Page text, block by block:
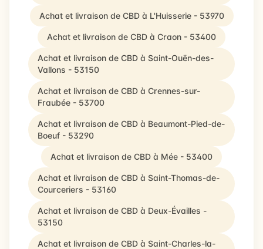
Achat et livraison de CBD à L'Huisserie - 53970
Achat et livraison de CBD à Craon - 53400
Achat et livraison de CBD à Saint-Ouën-des-
Vallons - 53150
Achat et livraison de CBD à Crennes-sur-
Fraubée - 53700
Achat et livraison de CBD à Beaumont-Pied-de-
Boeuf - 53290
Achat et livraison de CBD à Mée - 53400
Achat et livraison de CBD à Saint-Thomas-de-
Courceriers - 53160
Achat et livraison de CBD à Deux-Évailles -
53150
Achat et livraison de CBD à Saint-Charles-la-